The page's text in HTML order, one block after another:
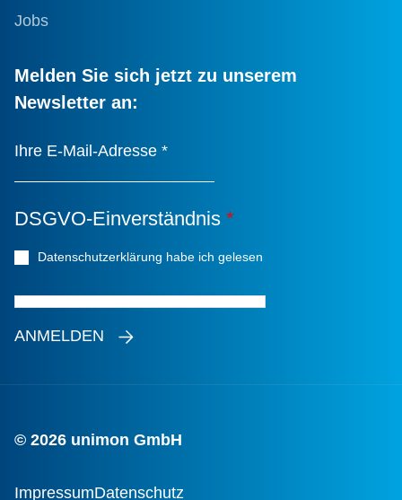
Jobs
Melden Sie sich jetzt zu unserem
Newsletter an:
Ihre E-Mail-Adresse *
DSGVO-Einverständnis *
Datenschutzerklärung habe ich gelesen
ANMELDEN
© 2026 unimon GmbH
ImpressumDatenschutz